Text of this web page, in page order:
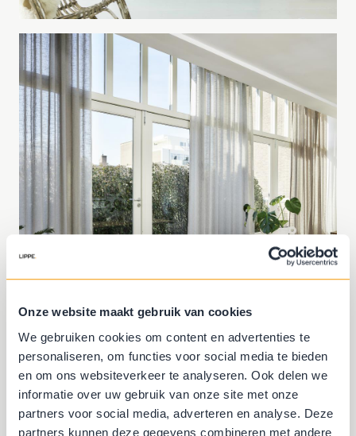
Onze website maakt gebruik van cookies
We gebruiken cookies om content en advertenties te
personaliseren, om functies voor social media te bieden
en om ons websiteverkeer te analyseren. Ook delen we
informatie over uw gebruik van onze site met onze
partners voor social media, adverteren en analyse. Deze
partners kunnen deze gegevens combineren met andere
Inspirerend advies in een